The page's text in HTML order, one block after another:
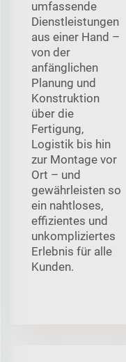
umfassende
Dienstleistungen
aus einer Hand –
von der
anfänglichen
Planung und
Konstruktion
über die
Fertigung,
Logistik bis hin
zur Montage vor
Ort – und
gewährleisten so
ein nahtloses,
effizientes und
unkompliziertes
Erlebnis für alle
Kunden.